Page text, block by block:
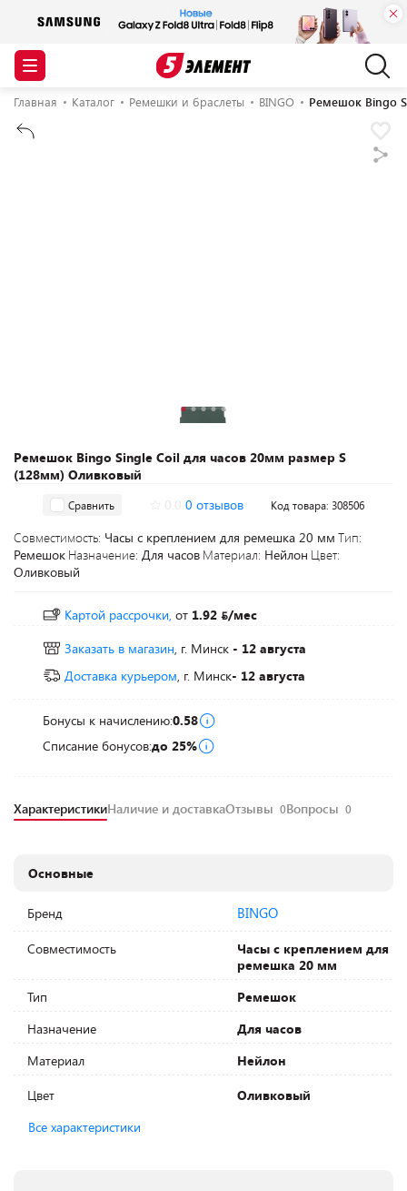
Главная Каталог Ремешки и браслеты BINGO Ремешок Bingo
Ремешок Bingo Single Coil для часов 20мм размер S
(128мм) Оливковый
Сравнить 0 отзывов Код товара: 308506
Совместимость: Часы с креплением для ремешка 20 мм Тип:
Ремешок Назначение: Для часов Материал: Нейлон Цвет:
Оливковый
Картой рассрочки, от 1.92
/мес
Заказать в магазин, г. Минск - 12 августа
Доставка курьером, г. Минск- 12 августа
Бонусы к начислению:0.58
Списание бонусов:до 25%
ХарактеристикиНаличие и доставкаОтзывы 0Вопросы 0
Основные
Бренд BINGO
Совместимость
Часы с креплением для
ремешка 20 мм
Тип
Ремешок
Назначение
Для часов
Материал
Нейлон
Цвет
Оливковый
Все характеристики